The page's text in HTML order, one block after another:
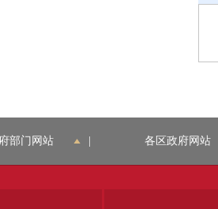
部门网站 各区政府网站